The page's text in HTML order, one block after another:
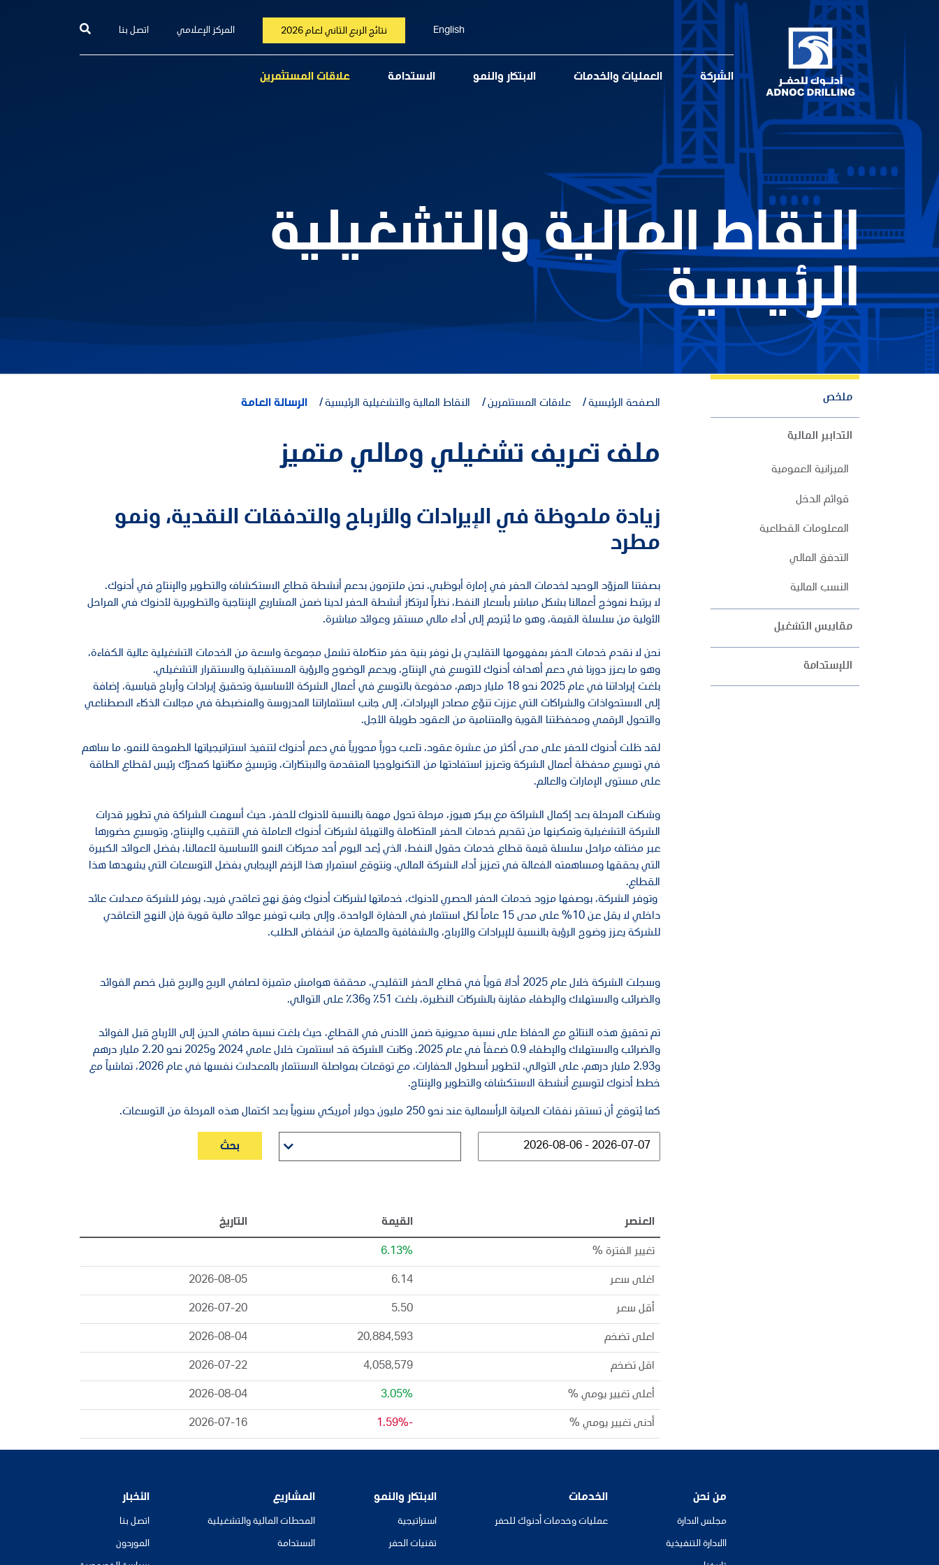
English نتائج الربع الثاني لعام 2026 المركز الإعلامي اتصل بنا
الشركة العمليات والخدمات الابتكار والنمو الاستدامة علاقات المستثمرين
النقاط المالية والتشغيلية
الرئيسية
ملخص
التدابير المالية
الميزانية العمومية
قوائم الدخل
المعلومات القطاعية
التدفق المالي
النسب المالية
مقاييس التشغيل
اللإستدامة
الصفحة الرئيسية علاقات المستثمرين النقاط المالية والتشغيلية الرئيسية الرسالة العامة
ملف تعريف تشغيلي ومالي متميز
زيادة ملحوظة في الإيرادات والأرباح والتدفقات النقدية، ونمو
مطرد
بصفتنا المزوّد الوحيد لخدمات الحفر في إمارة أبوظبي، نحن ملتزمون بدعم أنشطة قطاع الاستكشاف والتطوير والإنتاج في أدنوك.
لا يرتبط نموذج أعمالنا بشكل مباشر بأسعار النفط، نظراً لارتكاز أنشطة الحفر لدينا ضمن المشاريع الإنتاجية والتطويرية لأدنوك في المراحل
الأولية من سلسلة القيمة، وهو ما يُترجم إلى أداء مالي مستقر وعوائد مباشرة.
نحن لا نقدم خدمات الحفر بمفهومها التقليدي بل نوفر بنية حفر متكاملة تشمل مجموعة واسعة من الخدمات التشغيلية عالية الكفاءة،
وهو ما يعزز دورنا في دعم أهداف أدنوك للتوسع في الإنتاج، ويدعم الوضوح والرؤية المستقبلية والاستقرار التشغيلي.
بلغت إيراداتنا في عام 2025 نحو 18 مليار درهم، مدفوعة بالتوسع في أعمال الشركة الأساسية وتحقيق إيرادات وأرباح قياسية، إضافة
إلى الاستحواذات والشراكات التي عززت تنوّع مصادر الإيرادات، إلى جانب استثماراتنا المدروسة والمنضبطة في مجالات الذكاء الاصطناعي
والتحول الرقمي ومحفظتنا القوية والمتنامية من العقود طويلة الأجل.
لقد ظلت أدنوك للحفر على مدى أكثر من عشرة عقود، تلعب دوراً محورياً في دعم أدنوك لتنفيذ استراتيجياتها الطموحة للنمو، ما ساهم
في توسيع محفظة أعمال الشركة وتعزيز استفادتها من التكنولوجيا المتقدمة والابتكارات، وترسيخ مكانتها كمحرّك رئيس لقطاع الطاقة
على مستوى الإمارات والعالم.
وشكلت المرحلة بعد إكمال الشراكة مع بيكر هيوز، مرحلة تحول مهمة بالنسبة لأدنوك للحفر، حيث أسهمت الشراكة في تطوير قدرات
الشركة التشغيلية وتمكينها من تقديم خدمات الحفر المتكاملة والتهيئة لشركات أدنوك العاملة في التنقيب والإنتاج، وتوسيع حضورها
عبر مختلف مراحل سلسلة قيمة قطاع خدمات حقول النفط، الذي يُعد اليوم أحد محركات النمو الأساسية لأعمالنا، بفضل العوائد الكبيرة
التي يحققها ومساهمته الفعالة في تعزيز أداء الشركة المالي، ونتوقع استمرار هذا الزخم الإيجابي بفضل التوسعات التي يشهدها هذا
القطاع.
وتوفر الشركة، بوصفها مزود خدمات الحفر الحصري لأدنوك، خدماتها لشركات أدنوك وفق نهج تعاقدي فريد، يوفر للشركة معدلات عائد
داخلي لا يقل عن 10% على مدى 15 عاماً لكل استثمار في الحفارة الواحدة. وإلى جانب توفير عوائد مالية قوية فإن النهج التعاقدي
للشركة يعزز وضوح الرؤية بالنسبة للإيرادات والأرباح، والشفافية والحماية من انخفاض الطلب.
وسجلت الشركة خلال عام 2025 أداءً قوياً في قطاع الحفر التقليدي، محققة هوامش متميزة لصافي الربح والربح قبل خصم الفوائد
والضرائب والاستهلاك والإطفاء مقارنة بالشركات النظيرة، بلغت 51٪ و36٪ على التوالي.
تم تحقيق هذه النتائج مع الحفاظ على نسبة مديونية ضمن الأدنى في القطاع، حيث بلغت نسبة صافي الدين إلى الأرباح قبل الفوائد
والضرائب والاستهلاك والإطفاء 0.9 ضعفاً في عام 2025. وكانت الشركة قد استثمرت خلال عامي 2024 و2025 نحو 2.20 مليار درهم
و2.93 مليار درهم، على التوالي، لتطوير أسطول الحفارات، مع توقعات بمواصلة الاستثمار بالمعدلات نفسها في عام 2026، تماشياً مع
خطط أدنوك لتوسيع أنشطة الاستكشاف والتطوير والإنتاج.
كما يُتوقع أن تستقر نفقات الصيانة الرأسمالية عند نحو 250 مليون دولار أمريكي سنوياً بعد اكتمال هذه المرحلة من التوسعات.
بحث
العنصر القيمة التاريخ
تغيير الفترة % 6.13%
اغلى سعر 6.14
2026-08-05
أقل سعر 5.50
2026-07-20
اعلى تضخم 20,884,593
2026-08-04
اقل تضخم 4,058,579
2026-07-22
أعلى تغيير يومي % 3.05%
2026-08-04
أدنى تغيير يومي % -1.59%
2026-07-16
من نحن
مجلس الادارة
االادارة التنفيذية
الخدمات
عمليات وخدمات أدنوك للحفر
الابتكار والنمو
استراتيجية
تقنيات الحفر
المشاريع
المحطات المالية والتشغيلية
الاستدامة
الأخبار
اتصل بنا
الموردون